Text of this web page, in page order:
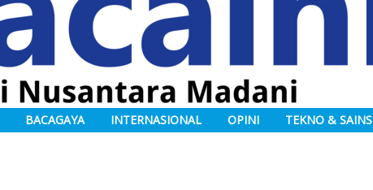
BACAGAYA INTERNASIONAL OPINI TEKNO & SAINS